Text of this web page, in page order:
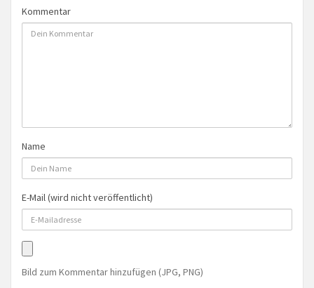
Kommentar
Name
E-Mail (wird nicht veröffentlicht)
Bild zum Kommentar hinzufügen (JPG, PNG)